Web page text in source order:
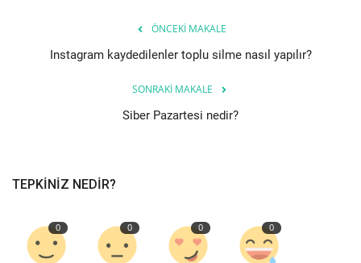
English Turkish
ÖNCEKI MAKALE
Instagram kaydedilenler toplu silme nasıl yapılır?
SONRAKI MAKALE
Siber Pazartesi nedir?
TEPKINIZ NEDIR?
0 0 0 0